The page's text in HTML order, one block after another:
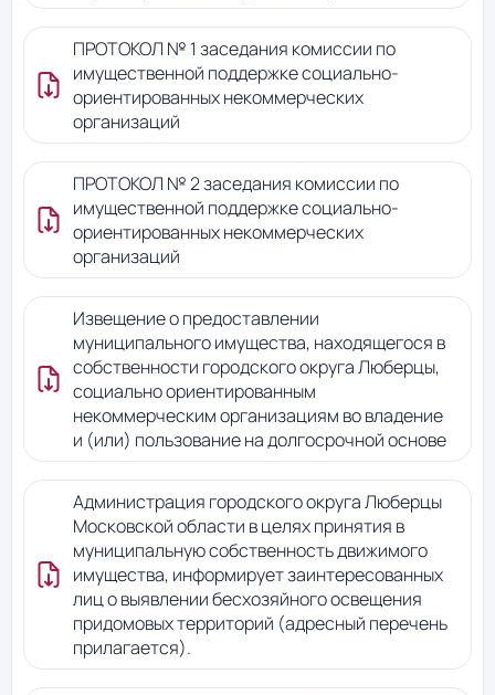
ПРОТОКОЛ № 1 заседания комиссии по
имущественной поддержке социально-
ориентированных некоммерческих
организаций
ПРОТОКОЛ № 2 заседания комиссии по
имущественной поддержке социально-
ориентированных некоммерческих
организаций
Извещение о предоставлении
муниципального имущества, находящегося в
собственности городского округа Люберцы,
социально ориентированным
некоммерческим организациям во владение
и (или) пользование на долгосрочной основе
Администрация городского округа Люберцы
Московской области в целях принятия в
муниципальную собственность движимого
имущества, информирует заинтересованных
лиц о выявлении бесхозяйного освещения
придомовых территорий (адресный перечень
прилагается).